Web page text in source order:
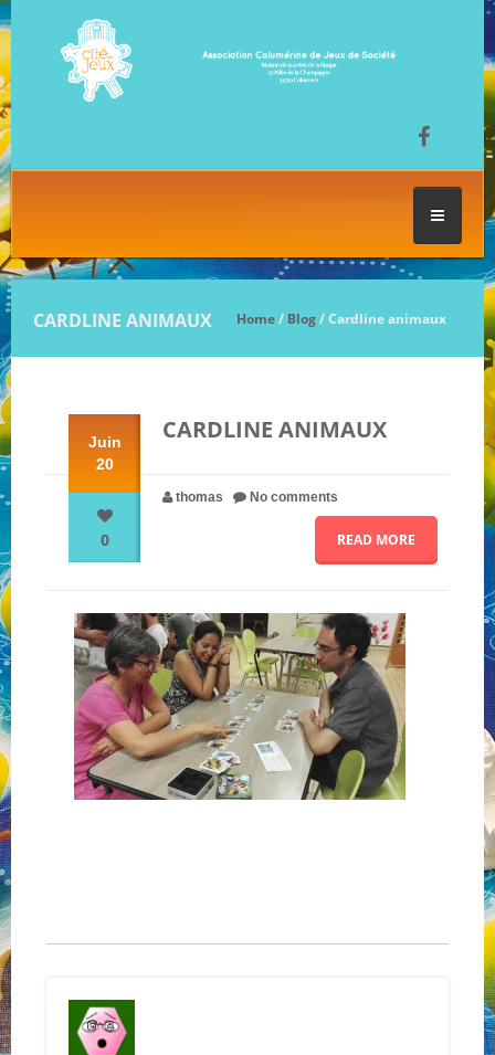
LES SÉANCES DE JEU
FESTIVAL DU JEU
NOS JEUX
NOS PARTENAIRES
QUI SOMMES-NOUS ?
NOUS CONTACTER !
CARDLINE ANIMAUX Home/ Blog/ Cardline animaux
Juin
20
0
CARDLINE ANIMAUX
thomas No comments
READ MORE